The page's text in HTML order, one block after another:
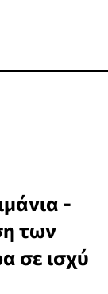
-
των
σε ισχύ